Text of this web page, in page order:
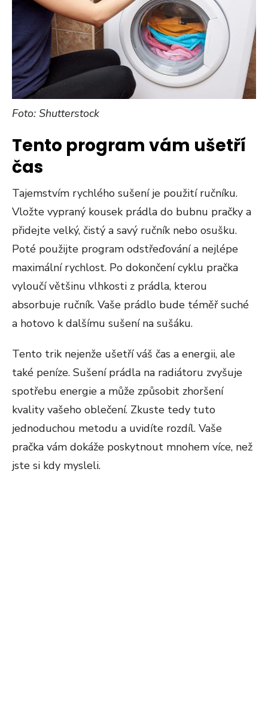
Foto: Shutterstock
Tento program vám ušetří
čas
Tajemstvím rychlého sušení je použití ručníku.
Vložte vypraný kousek prádla do bubnu pračky a
přidejte velký, čistý a savý ručník nebo osušku.
Poté použijte program odstřeďování a nejlépe
maximální rychlost. Po dokončení cyklu pračka
vyloučí většinu vlhkosti z prádla, kterou
absorbuje ručník. Vaše prádlo bude téměř suché
a hotovo k dalšímu sušení na sušáku.
Tento trik nejenže ušetří váš čas a energii, ale
také peníze. Sušení prádla na radiátoru zvyšuje
spotřebu energie a může způsobit zhoršení
kvality vašeho oblečení. Zkuste tedy tuto
jednoduchou metodu a uvidíte rozdíl. Vaše
pračka vám dokáže poskytnout mnohem více, než
jste si kdy mysleli.